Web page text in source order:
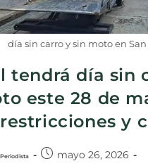
día sin carro y sin moto en San
tendrá día sin
este 28 de
y
mayo 26, 2026